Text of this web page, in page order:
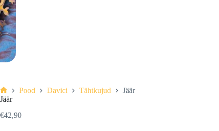
Esileht
Pood Davici Tähtkujud
Jäär
Jäär
€42,90